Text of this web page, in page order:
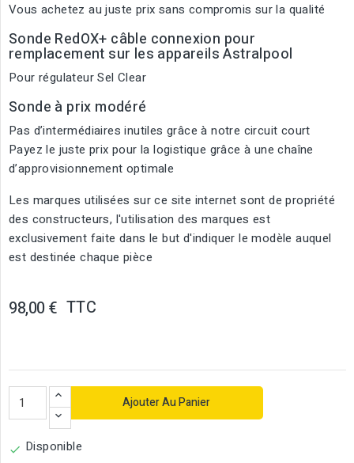
Vous achetez au juste prix sans compromis sur la qualité
Sonde RedOX+ câble connexion pour
remplacement sur les appareils Astralpool
Pour régulateur Sel Clear
Sonde à prix modéré
Pas d’intermédiaires inutiles grâce à notre circuit court
Payez le juste prix pour la logistique grâce à une chaîne
d’approvisionnement optimale
Les marques utilisées sur ce site internet sont de propriété
des constructeurs, l'utilisation des marques est
exclusivement faite dans le but d'indiquer le modèle auquel
est destinée chaque pièce
98,00 € TTC
Ajouter Au Panier
 Disponible